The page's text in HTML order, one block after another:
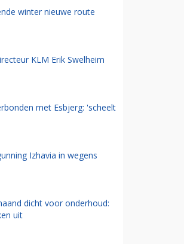
winter nieuwe route
KLM Erik Swelheim
met Esbjerg: 'scheelt
Izhavia in wegens
dicht voor onderhoud:
uit